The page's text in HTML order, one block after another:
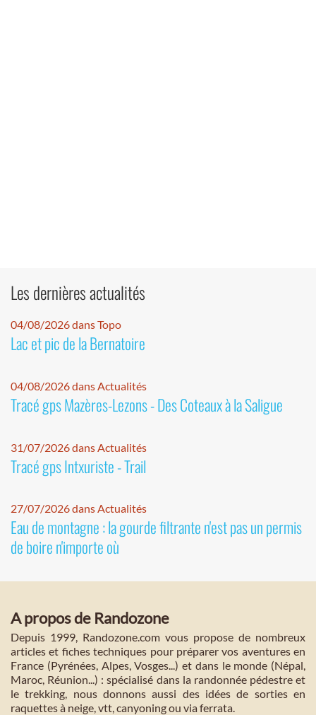
Les dernières actualités
04/08/2026 dans Topo
Lac et pic de la Bernatoire
04/08/2026 dans Actualités
Tracé gps Mazères-Lezons - Des Coteaux à la Saligue
31/07/2026 dans Actualités
Tracé gps Intxuriste - Trail
27/07/2026 dans Actualités
Eau de montagne : la gourde filtrante n'est pas un permis
de boire n'importe où
A propos de Randozone
Depuis 1999, Randozone.com vous propose de nombreux
articles et fiches techniques pour préparer vos aventures en
France (Pyrénées, Alpes, Vosges...) et dans le monde (Népal,
Maroc, Réunion...) : spécialisé dans la randonnée pédestre et
le trekking, nous donnons aussi des idées de sorties en
raquettes à neige, vtt, canyoning ou via ferrata.